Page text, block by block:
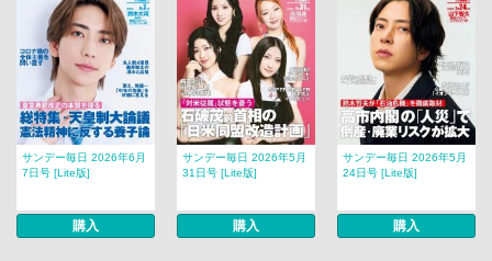
サンデー毎日 2026年6月
7日号 [Lite版]
購入
サンデー毎日 2026年5月
31日号 [Lite版]
購入
サンデー毎日 2026年5月
24日号 [Lite版]
購入